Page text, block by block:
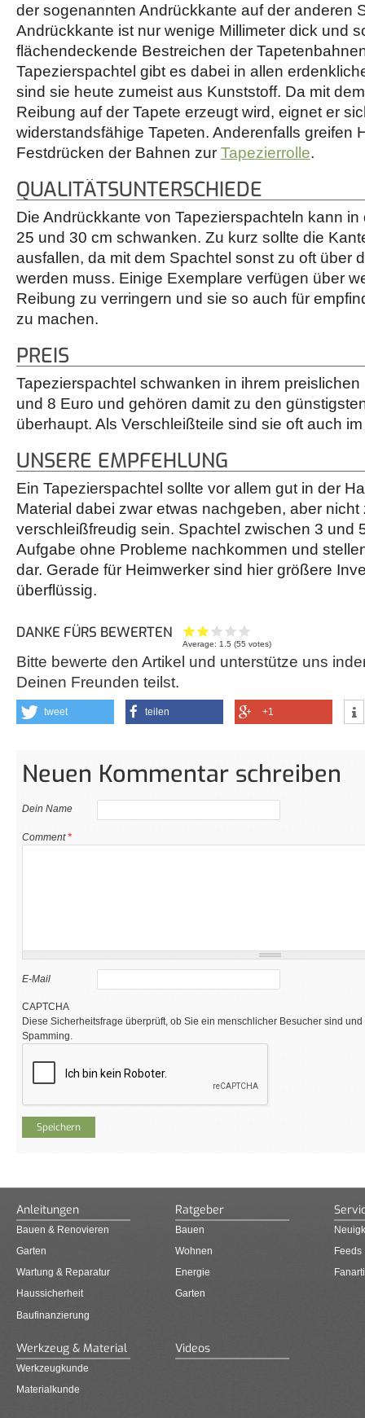
der sogenannten Andrückkante auf der anderen
Andrückkante ist nur wenige Millimeter dick und
flächendeckende Bestreichen der
Tapezierspachtel gibt es dabei in allen
sind sie heute zumeist aus Kunststoff. Da mit
Reibung auf der Tapete erzeugt wird, eignet er
widerstandsfähige Tapeten. Anderenfalls greifen
Festdrücken der Bahnen zur Tapezierrolle.
QUALITÄTSUNTERSCHIEDE
Die Andrückkante von Tapezierspachteln kann
25 und 30 cm schwanken. Zu kurz sollte die
ausfallen, da mit dem Spachtel sonst zu oft über
werden muss. Einige Exemplare verfügen über
Reibung zu verringern und sie so auch für
zu machen.
PREIS
Tapezierspachtel schwanken in ihrem
und 8 Euro und gehören damit zu den
überhaupt. Als Verschleißteile sind sie oft auch
UNSERE EMPFEHLUNG
Ein Tapezierspachtel sollte vor allem gut in der
Material dabei zwar etwas nachgeben, aber
verschleißfreudig sein. Spachtel zwischen 3 und
Aufgabe ohne Probleme nachkommen und
dar. Gerade für Heimwerker sind hier größere
überflüssig.
DANKE FÜRS BEWERTEN
Average:1.5 (55 votes)
Bitte bewerte den Artikel und unterstütze uns
Deinen Freunden teilst.
tweet teilen +1
Neuen Kommentar schreiben
Dein Name
Comment*
E-Mail
CAPTCHA
Diese Sicherheitsfrage überprüft, ob Sie ein menschlicher Besucher sind
Spamming.
Anleitungen
Bauen & Renovieren
Garten
Wartung & Reparatur
Haussicherheit
Baufinanzierung
Ratgeber
Bauen
Wohnen
Energie
Garten
Feeds
Werkzeug & Material
Werkzeugkunde
Materialkunde
Videos